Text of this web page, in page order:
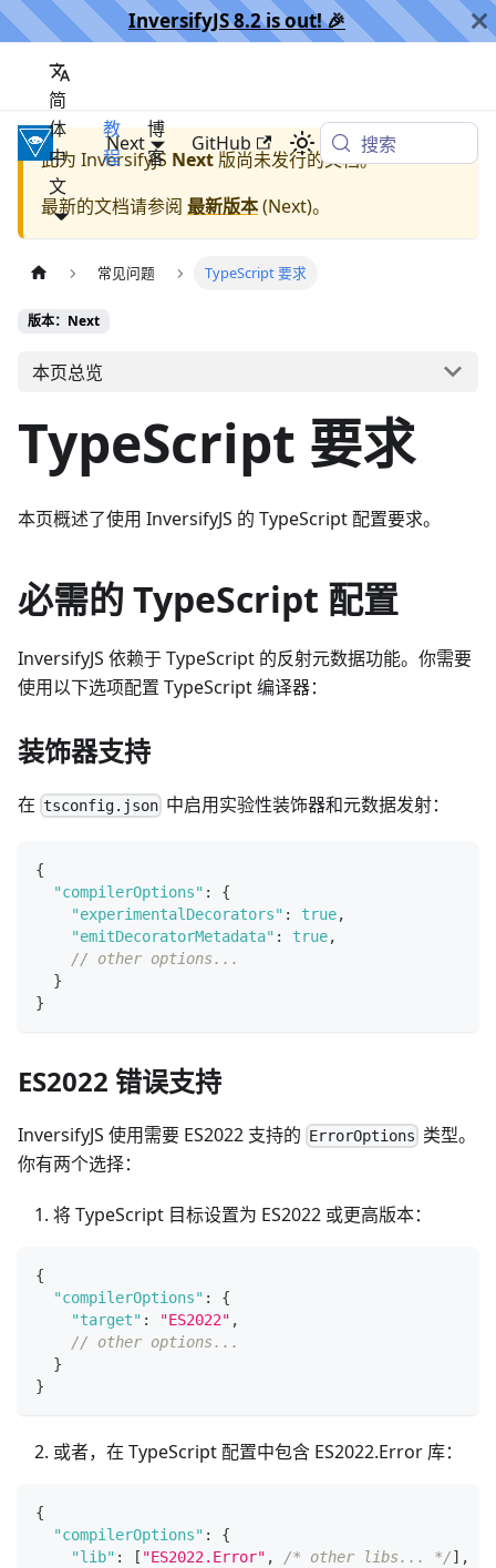
InversifyJS 8.2 is out! 🎉️
InversifyJS
简
体
中
文
教
程
博
客
Next GitHub 搜索
此为 InversifyJS Next 版尚未发行的文档。
最新的文档请参阅 最新版本(Next)。
常见问题 TypeScript 要求
版本：Next
本页总览
TypeScript 要求
本页概述了使用 InversifyJS 的 TypeScript 配置要求。
必需的 TypeScript 配置
InversifyJS 依赖于 TypeScript 的反射元数据功能。你需要
使用以下选项配置 TypeScript 编译器：
装饰器支持
在 tsconfig.json 中启用实验性装饰器和元数据发射：
{
"compilerOptions" :
{
"experimentalDecorators" : true,
"emitDecoratorMetadata" : true,
// other options...
}
}
ES2022 错误支持
InversifyJS 使用需要 ES2022 支持的 ErrorOptions 类型。
你有两个选择：
将 TypeScript 目标设置为 ES2022 或更高版本：
{
"compilerOptions" :
{
"target" : "ES2022" ,
// other options...
}
}
或者，在 TypeScript 配置中包含 ES2022.Error 库：
{
"compilerOptions" :
{
"lib" : [ "ES2022.Error" , /* other libs... */] ,